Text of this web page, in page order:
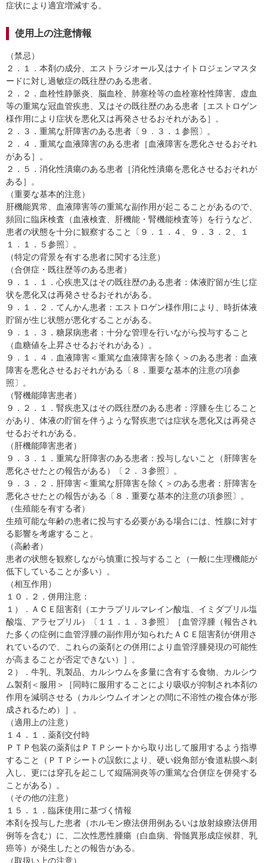
症状により適宜増減する。
使用上の注意情報
（禁忌）
２．１．本剤の成分、エストラジオール又はナイトロジェンマスタ
ードに対し過敏症の既往歴のある患者。
２．２．血栓性静脈炎、脳血栓、肺塞栓等の血栓塞栓性障害、虚血
等の重篤な冠血管疾患、又はその既往歴のある患者［エストロゲン
様作用により症状を悪化又は再発させるおそれがある］。
２．３．重篤な肝障害のある患者〔９．３．１参照〕。
２．４．重篤な血液障害のある患者［血液障害を悪化させるおそれ
がある］。
２．５．消化性潰瘍のある患者［消化性潰瘍を悪化させるおそれが
ある］。
（重要な基本的注意）
肝機能異常、血液障害等の重篤な副作用が起こることがあるので、
頻回に臨床検査（血液検査、肝機能・腎機能検査等）を行うなど、
患者の状態を十分に観察すること〔９．１．４、９．３．２、１
１．１．５参照〕。
（特定の背景を有する患者に関する注意）
（合併症・既往歴等のある患者）
９．１．１．心疾患又はその既往歴のある患者：体液貯留が生じ症
状を悪化又は再発させるおそれがある。
９．１．２．てんかん患者：エストロゲン様作用により、時折体液
貯留が生じ状態が悪化することがある。
９．１．３．糖尿病患者：十分な管理を行いながら投与すること
（血糖値を上昇させるおそれがある）。
９．１．４．血液障害＜重篤な血液障害を除く＞のある患者：血液
障害を悪化させるおそれがある〔８．重要な基本的注意の項参
照〕。
（腎機能障害患者）
９．２．１．腎疾患又はその既往歴のある患者：浮腫を生じること
があり、体液の貯留を伴うような腎疾患では症状を悪化又は再発さ
せるおそれがある。
（肝機能障害患者）
９．３．１．重篤な肝障害のある患者：投与しないこと（肝障害を
悪化させたとの報告がある）〔２．３参照〕。
９．３．２．肝障害＜重篤な肝障害を除く＞のある患者：肝障害を
悪化させたとの報告がある〔８．重要な基本的注意の項参照〕。
（生殖能を有する者）
生殖可能な年齢の患者に投与する必要がある場合には、性腺に対す
る影響を考慮すること。
（高齢者）
患者の状態を観察しながら慎重に投与すること（一般に生理機能が
低下していることが多い）。
（相互作用）
１０．２．併用注意：
１）．ＡＣＥ阻害剤（エナラプリルマレイン酸塩、イミダプリル塩
酸塩、アラセプリル）〔１１．１．３参照〕［血管浮腫（報告され
た多くの症例に血管浮腫の副作用が知られたＡＣＥ阻害剤が併用さ
れているので、これらの薬剤との併用により血管浮腫発現の可能性
が高まることが否定できない）］。
２）．牛乳、乳製品、カルシウムを多量に含有する食物、カルシウ
ム製剤＜服用＞［同時に服用することにより吸収が抑制され本剤の
作用を減弱させる（カルシウムイオンとの間に不溶性の複合体が形
成されるため）］。
（適用上の注意）
１４．１．薬剤交付時
ＰＴＰ包装の薬剤はＰＴＰシートから取り出して服用するよう指導
すること（ＰＴＰシートの誤飲により、硬い鋭角部が食道粘膜へ刺
入し、更には穿孔を起こして縦隔洞炎等の重篤な合併症を併発する
ことがある）。
（その他の注意）
１５．１．臨床使用に基づく情報
本剤を投与した患者（ホルモン療法併用例あるいは放射線療法併用
例等を含む）に、二次性悪性腫瘍（白血病、骨髄異形成症候群、乳
癌等）が発生したとの報告がある。
（取扱い上の注意）